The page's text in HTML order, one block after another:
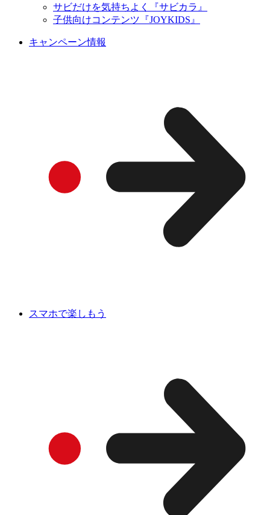
サビだけを気持ちよく『サビカラ』
子供向けコンテンツ『JOYKIDS』
キャンペーン情報
スマホで楽しもう